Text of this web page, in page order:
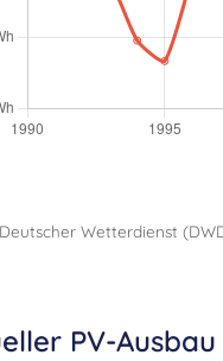
Wetterdienst
PV-